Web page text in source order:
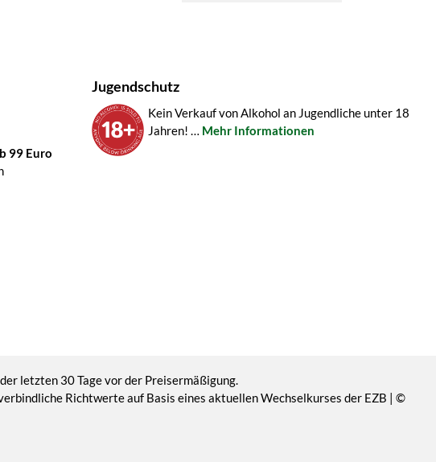
99 Euro
Jugendschutz
Kein Verkauf von Alkohol an Jugendliche unter 18
Jahren! … Mehr Informationen
letzten 30 Tage vor der Preisermäßigung.
Richtwerte auf Basis eines aktuellen Wechselkurses der EZB | ©